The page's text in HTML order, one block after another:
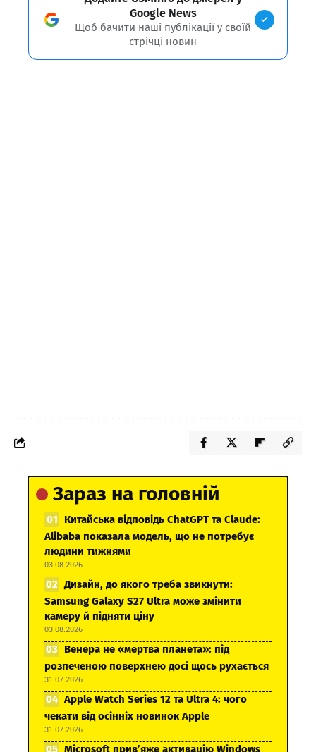
Google News
Щоб бачити наші публікації у своїй
стрічці новин
Зараз на головній
Китайська відповідь ChatGPT та Claude:
Alibaba показала модель, що не потребує
людини тижнями
03.08.2026
Дизайн, до якого треба звикнути:
Samsung Galaxy S27 Ultra може змінити
камеру й підняти ціну
03.08.2026
Венера не «мертва планета»: під
розпеченою поверхнею досі щось рухається
31.07.2026
Apple Watch Series 12 та Ultra 4: чого
чекати від осінніх новинок Apple
31.07.2026
Microsoft прив’яже активацію Windows